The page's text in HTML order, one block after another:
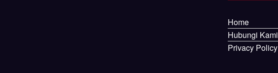
Home
Hubungi Kami
Privacy Policy